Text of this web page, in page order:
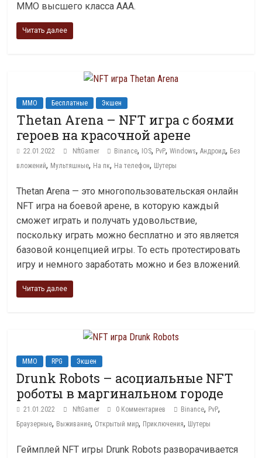
MMO высшего класса ААА.
Читать далее
MMO Бесплатные Экшен
Thetan Arena – NFT игра с боями
героев на красочной арене
22.01.2022 NftGamer Binance, IOS, PvP,Windows,Андроид,Без
вложений, Мультяшные, На пк, На телефон, Шутеры
Thetan Arena — это многопользовательская онлайн
NFT игра на боевой арене, в которую каждый
сможет играть и получать удовольствие,
поскольку играть можно бесплатно и это является
базовой концепцией игры. То есть протестировать
игру и немного заработать можно и без вложений.
Читать далее
MMO RPG Экшен
Drunk Robots – асоциальные NFT
роботы в маргинальном городе
21.01.2022 NftGamer 0 Комментариев Binance, PvP,
Браузерные, Выживание, Открытый мир, Приключения, Шутеры
Геймплей NFT игры Drunk Robots разворачивается